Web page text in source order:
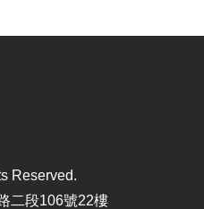
Reserved.
二段106號22樓